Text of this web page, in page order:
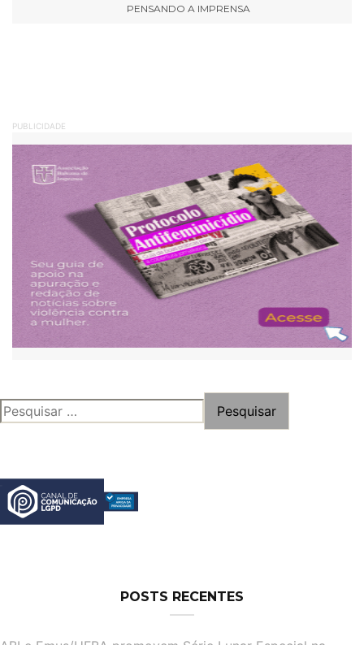
PENSANDO A IMPRENSA
PUBLICIDADE
PESQUISAR
POR:
POSTS RECENTES